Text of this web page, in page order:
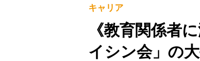
キャリア
《教育関係者
イシン会」の